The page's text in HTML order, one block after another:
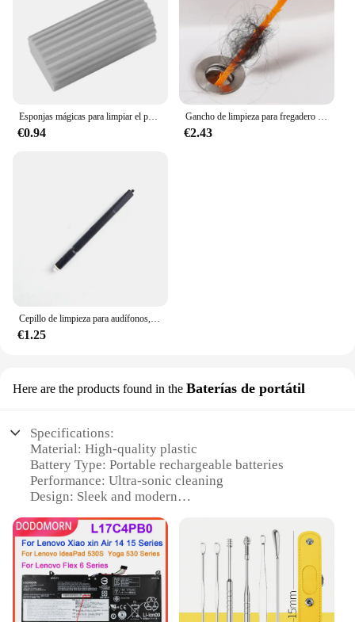
Esponjas mágicas para limpiar el polvo, esponja Pva, plumero para limpiar la humedad, persianas, placas base de vidrio, rejillas de ventilación, espejos y ventanas
€0.94
Gancho de limpieza para fregadero de cocina, herramienta de dragado de pelo, removedor de obstrucciones de alcantarillado, accesorios de baño
€2.43
€1.25
Here are the products found in the Baterías de portátil
Specifications:
Material: High-quality plastic
Battery Type: Portable rechargeable batteries
Performance: Ultra-sonic cleaning
Design: Sleek and modern
Quantity: Available in sets for sale
Features:
|Wholesale|
**Advanced Cleaning Technology**